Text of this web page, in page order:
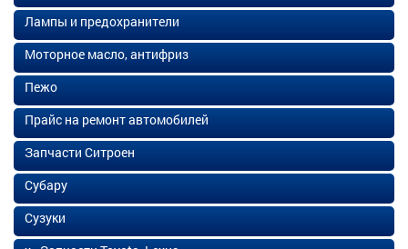
Лампы и предохранители
Моторное масло, антифриз
Пежо
Прайс на ремонт автомобилей
Запчасти Ситроен
Субару
Сузуки